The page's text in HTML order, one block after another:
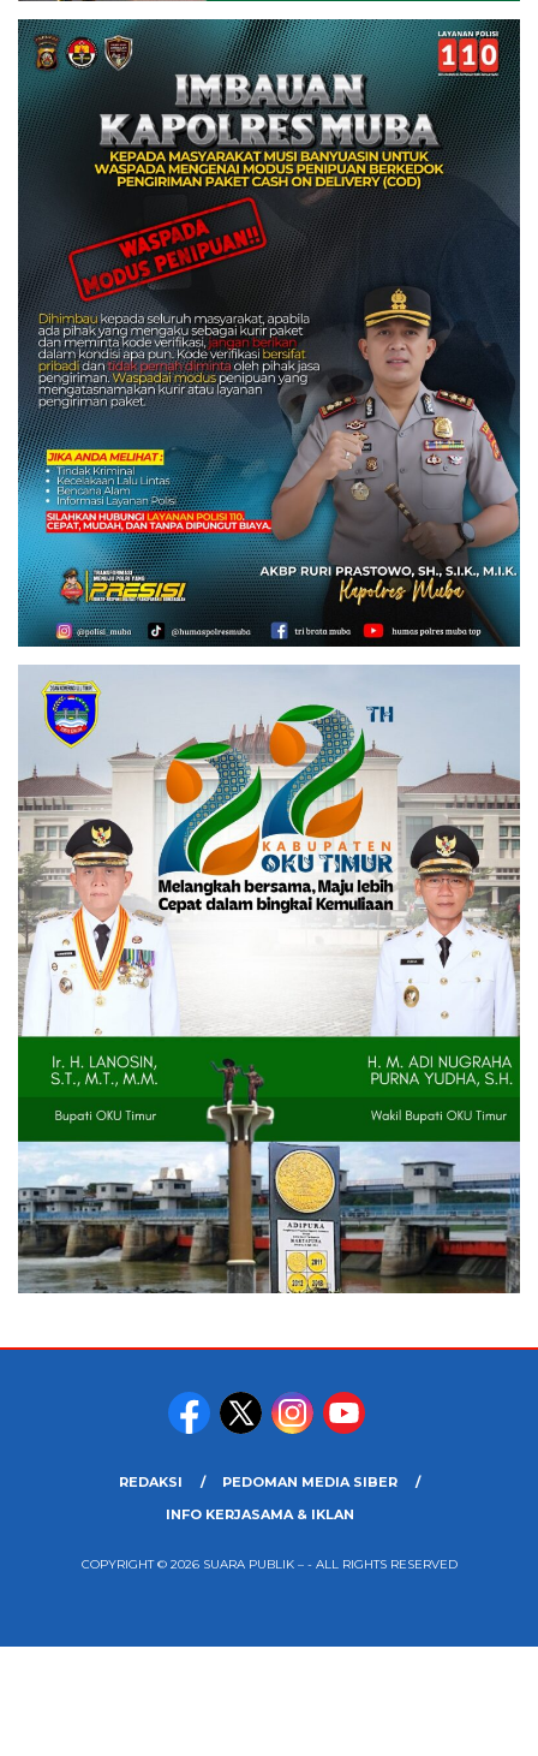
REDAKSI
PEDOMAN MEDIA SIBER
INFO KERJASAMA & IKLAN
COPYRIGHT © 2026 SUARA PUBLIK – - ALL RIGHTS RESERVED